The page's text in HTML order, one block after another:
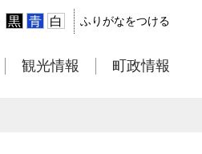
黒 青 白 ふりがなをつける
観光情報 町政情報